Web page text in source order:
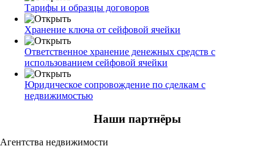
Тарифы и образцы договоров
Хранение ключа от сейфовой ячейки
Ответственное хранение денежных средств с
использованием сейфовой ячейки
Юридическое сопровождение по сделкам с
недвижимостью
Наши партнёры
Агентства недвижимости